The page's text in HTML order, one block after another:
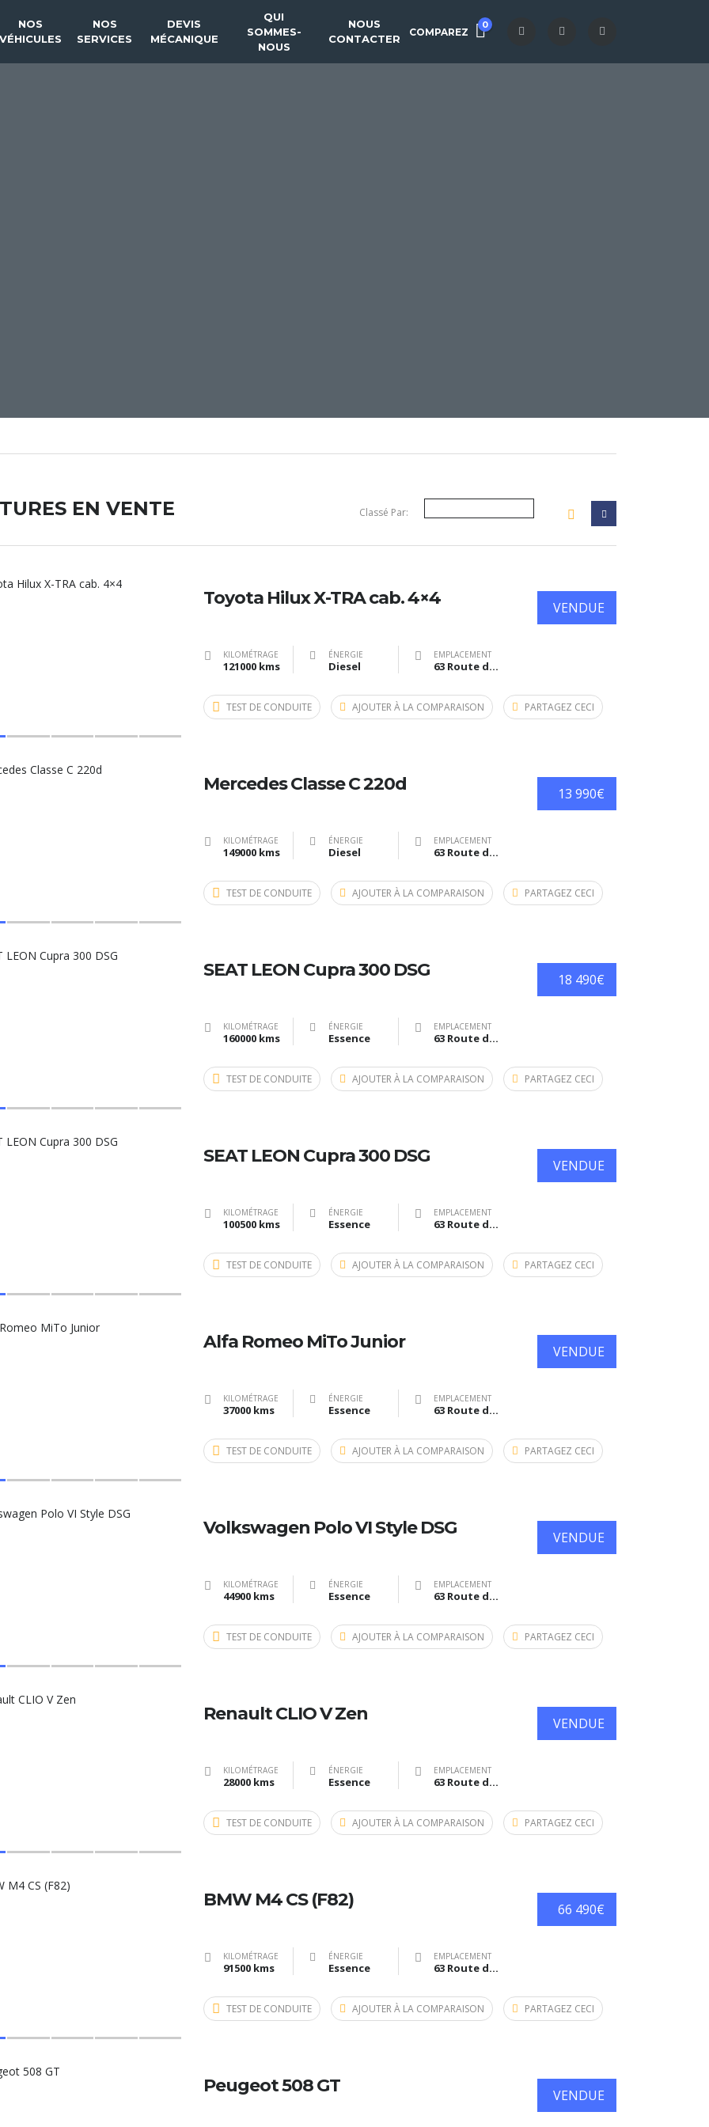
COMPAREZ
0
NOS
VÉHICULES
NOS
SERVICES
DEVIS
MÉCANIQUE
QUI
SOMMES-
NOUS
NOUS
CONTACTER
EN VENTE Classé Par:
VENDUE
Toyota Hilux X-TRA cab. 4×4
KILOMÉTRAGE
121000 kms
ÉNERGIE
Diesel
EMPLACEMENT
63 Route de Bazas, Langon, France
TEST DE CONDUITE AJOUTER À LA COMPARAISON PARTAGEZ CECI
13 990€
Mercedes Classe C 220d
KILOMÉTRAGE
149000 kms
ÉNERGIE
Diesel
EMPLACEMENT
63 Route de Bazas, Langon, France
TEST DE CONDUITE AJOUTER À LA COMPARAISON PARTAGEZ CECI
18 490€
SEAT LEON Cupra 300 DSG
KILOMÉTRAGE
160000 kms
ÉNERGIE
Essence
EMPLACEMENT
63 Route de Bazas, Langon, France
TEST DE CONDUITE AJOUTER À LA COMPARAISON PARTAGEZ CECI
VENDUE
SEAT LEON Cupra 300 DSG
KILOMÉTRAGE
100500 kms
ÉNERGIE
Essence
EMPLACEMENT
63 Route de Bazas, Langon, France
TEST DE CONDUITE AJOUTER À LA COMPARAISON PARTAGEZ CECI
VENDUE
Alfa Romeo MiTo Junior
KILOMÉTRAGE
37000 kms
ÉNERGIE
Essence
EMPLACEMENT
63 Route de Bazas, Langon, France
TEST DE CONDUITE AJOUTER À LA COMPARAISON PARTAGEZ CECI
VENDUE
Volkswagen Polo VI Style DSG
KILOMÉTRAGE
44900 kms
ÉNERGIE
Essence
EMPLACEMENT
63 Route de Bazas, Langon, France
TEST DE CONDUITE AJOUTER À LA COMPARAISON PARTAGEZ CECI
VENDUE
Renault CLIO V Zen
KILOMÉTRAGE
28000 kms
ÉNERGIE
Essence
EMPLACEMENT
63 Route de Bazas, Langon, France
TEST DE CONDUITE AJOUTER À LA COMPARAISON PARTAGEZ CECI
66 490€
BMW M4 CS (F82)
KILOMÉTRAGE
91500 kms
ÉNERGIE
Essence
EMPLACEMENT
63 Route de Bazas, Langon, France
TEST DE CONDUITE AJOUTER À LA COMPARAISON PARTAGEZ CECI
VENDUE
Peugeot 508 GT